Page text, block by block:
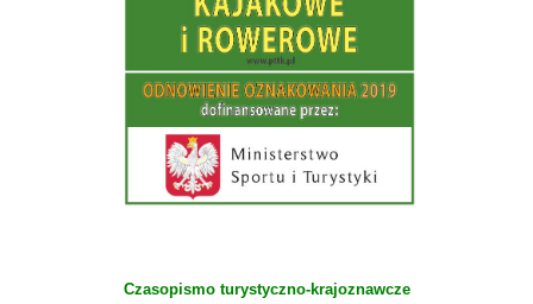
Czasopismo turystyczno-krajoznawcze